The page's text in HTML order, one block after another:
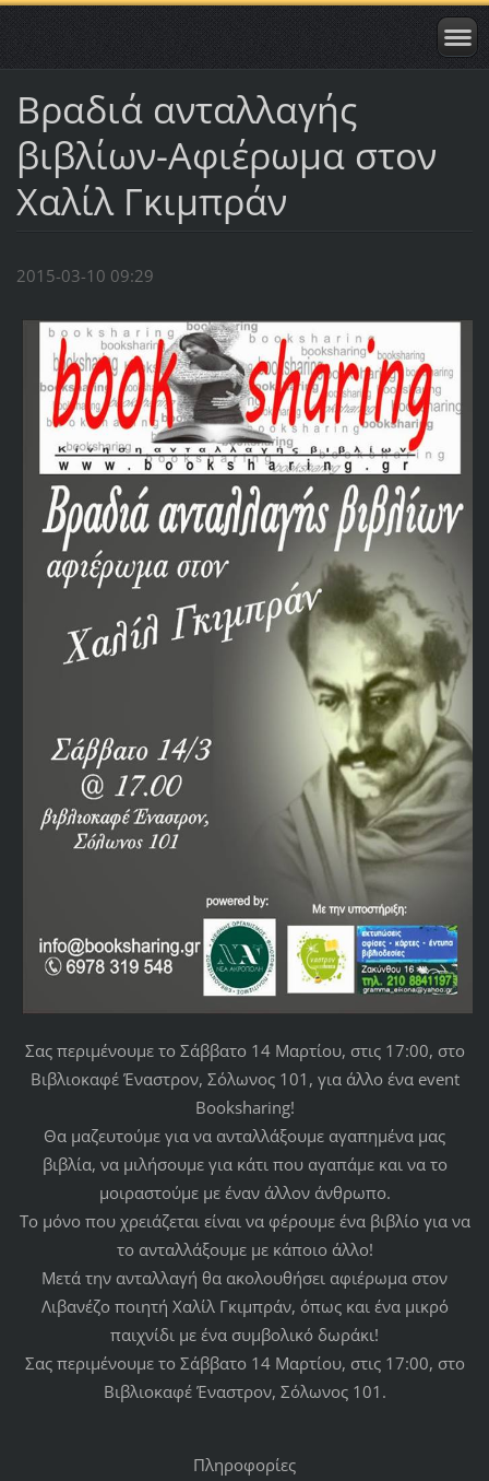
Βραδιά ανταλλαγής
βιβλίων-Αφιέρωμα στον
Χαλίλ Γκιμπράν
2015-03-10 09:29
Σας περιμένουμε το Σάββατο 14 Μαρτίου, στις 17:00, στο
Βιβλιοκαφέ Έναστρον, Σόλωνος 101, για άλλο ένα event
Booksharing!
Θα μαζευτούμε για να ανταλλάξουμε αγαπημένα μας
βιβλία, να μιλήσουμε για κάτι που αγαπάμε και να το
μοιραστούμε με έναν άλλον άνθρωπο.
Το μόνο που χρειάζεται είναι να φέρουμε ένα βιβλίο για να
το ανταλλάξουμε με κάποιο άλλο!
Μετά την ανταλλαγή θα ακολουθήσει αφιέρωμα στον
Λιβανέζο ποιητή Χαλίλ Γκιμπράν, όπως και ένα μικρό
παιχνίδι με ένα συμβολικό δωράκι!
Σας περιμένουμε το Σάββατο 14 Μαρτίου, στις 17:00, στο
Βιβλιοκαφέ Έναστρον, Σόλωνος 101.
Πληροφορίες